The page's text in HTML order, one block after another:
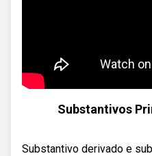
Substantivos
Substantivo derivado e